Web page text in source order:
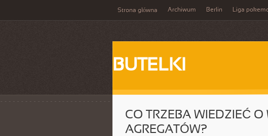
Strona główna Archiwum Berlin Liga
BUTELKI
CO TRZEBA WIEDZIEĆ
AGREGATÓW?